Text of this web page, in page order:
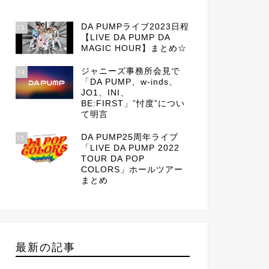
13
DA PUMPライブ2023日程
【LIVE DA PUMP DA
MAGIC HOUR】まとめ☆
14
ジャニーズ事務所会見で
「DA PUMP、w-inds、
JO1、INI、
BE:FIRST」”忖度”につい
て明言
15
DA PUMP25周年ライブ
「LIVE DA PUMP 2022
TOUR DA POP
COLORS」ホールツアー
まとめ
最新の記事